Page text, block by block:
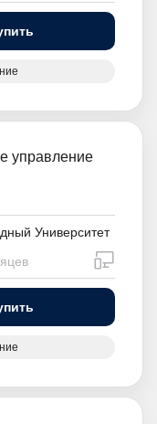
управление
Университет